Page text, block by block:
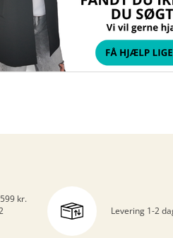
kr.
Levering 1-2